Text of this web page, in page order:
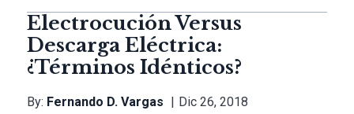
Electrocución Versus
Descarga Eléctrica:
¿términos Idénticos?
By: Fernando D. Vargas
Dic 26, 2018